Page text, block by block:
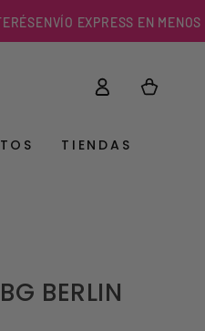
EXPRESS EN MENOS DE 3
TIENDAS
Iniciar
sesión
Carrito
BERLIN